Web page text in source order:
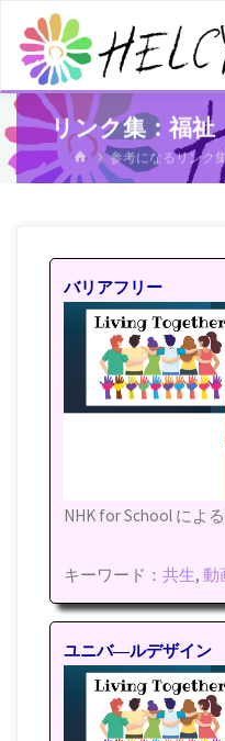
ン
ツ
へ
リンク集：福祉
ホ
ー
参考になるリンク
バリアフリー
NHK for School によ
キーワード：共生,動
ユニバ―ルデザイン